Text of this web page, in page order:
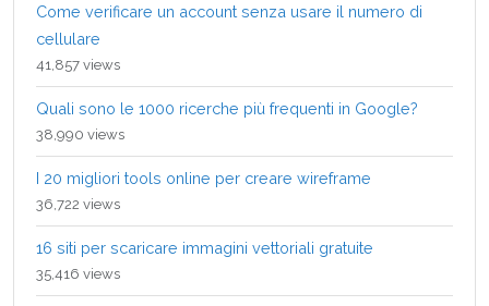
Come verificare un account senza usare il numero di
cellulare
41,857 views
Quali sono le 1000 ricerche più frequenti in Google?
38,990 views
I 20 migliori tools online per creare wireframe
36,722 views
16 siti per scaricare immagini vettoriali gratuite
35,416 views